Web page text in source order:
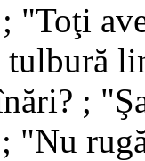
"Toţi
;
"Nu